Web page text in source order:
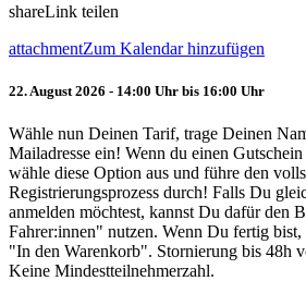
shareLink teilen
attachmentZum Kalendar hinzufügen
22. August 2026 - 14:00 Uhr bis 16:00 Uhr
Wähle nun Deinen Tarif, trage Deinen
Mailadresse ein! Wenn du einen
wähle diese Option aus und führe den
Registrierungsprozess durch! Falls Du
anmelden möchtest, kannst Du dafür den
Fahrer:innen" nutzen. Wenn Du fertig
"In den Warenkorb". Stornierung bis 48h
Keine Mindestteilnehmerzahl.